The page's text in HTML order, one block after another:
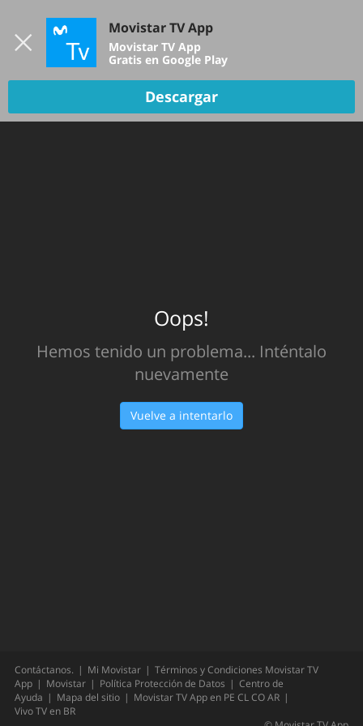
TV EN VIVO
Oops!
Hemos tenido un problema... Inténtalo
nuevamente
Vuelve a intentarlo
Contáctanos. Mi Movistar
Términos y Condiciones Movistar TV
App
Movistar Política Protección de Datos
Centro de
Ayuda
Mapa del sitio Movistar TV App en PE CLCOAR
Vivo TV en BR
Movistar TV App
Movistar TV App
Gratis en Google Play
Descargar